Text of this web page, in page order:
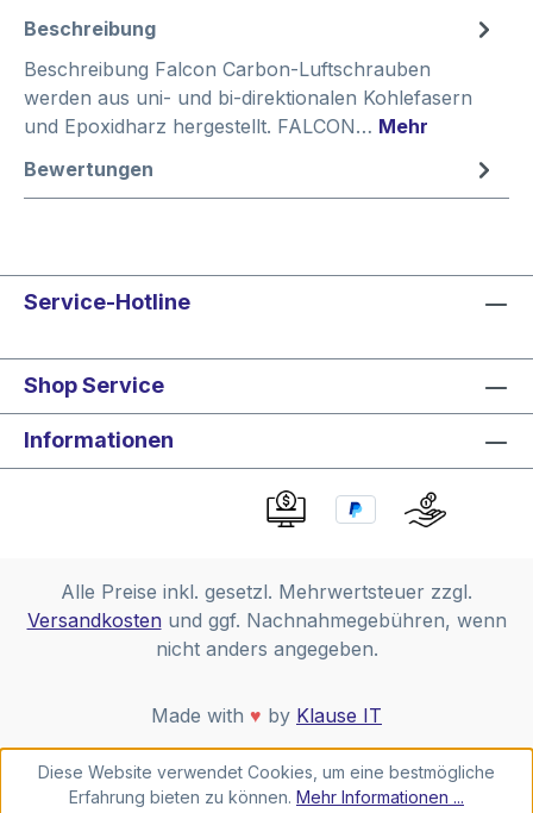
Beschreibung
Beschreibung Falcon Carbon-Luftschrauben
werden aus uni- und bi-direktionalen Kohlefasern
und Epoxidharz hergestellt. FALCON… Mehr
Bewertungen
Service-Hotline
Shop Service
Informationen
Alle Preise inkl. gesetzl. Mehrwertsteuer zzgl.
Versandkostenund ggf. Nachnahmegebühren, wenn
nicht anders angegeben.
Made with ♥ by Klause IT
Diese Website verwendet Cookies, um eine bestmögliche
Erfahrung bieten zu können. Mehr Informationen ...